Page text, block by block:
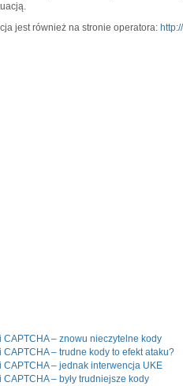
jest również na stronie operatora:
CAPTCHA – znowu nieczytelne kody
CAPTCHA – trudne kody to efekt ataku?
CAPTCHA – jednak interwencja UKE
CAPTCHA – były trudniejsze kody